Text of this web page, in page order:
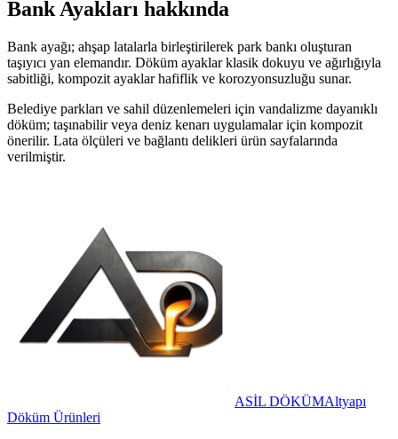
Bank Ayakları hakkında
Bank ayağı; ahşap latalarla birleştirilerek park bankı oluşturan
taşıyıcı yan elemandır. Döküm ayaklar klasik dokuyu ve ağırlığıyla
sabitliği, kompozit ayaklar hafiflik ve korozyonsuzluğu sunar.
Belediye parkları ve sahil düzenlemeleri için vandalizme dayanıklı
döküm; taşınabilir veya deniz kenarı uygulamalar için kompozit
önerilir. Lata ölçüleri ve bağlantı delikleri ürün sayfalarında
verilmiştir.
ASİL DÖKÜMAltyapı
Döküm Ürünleri